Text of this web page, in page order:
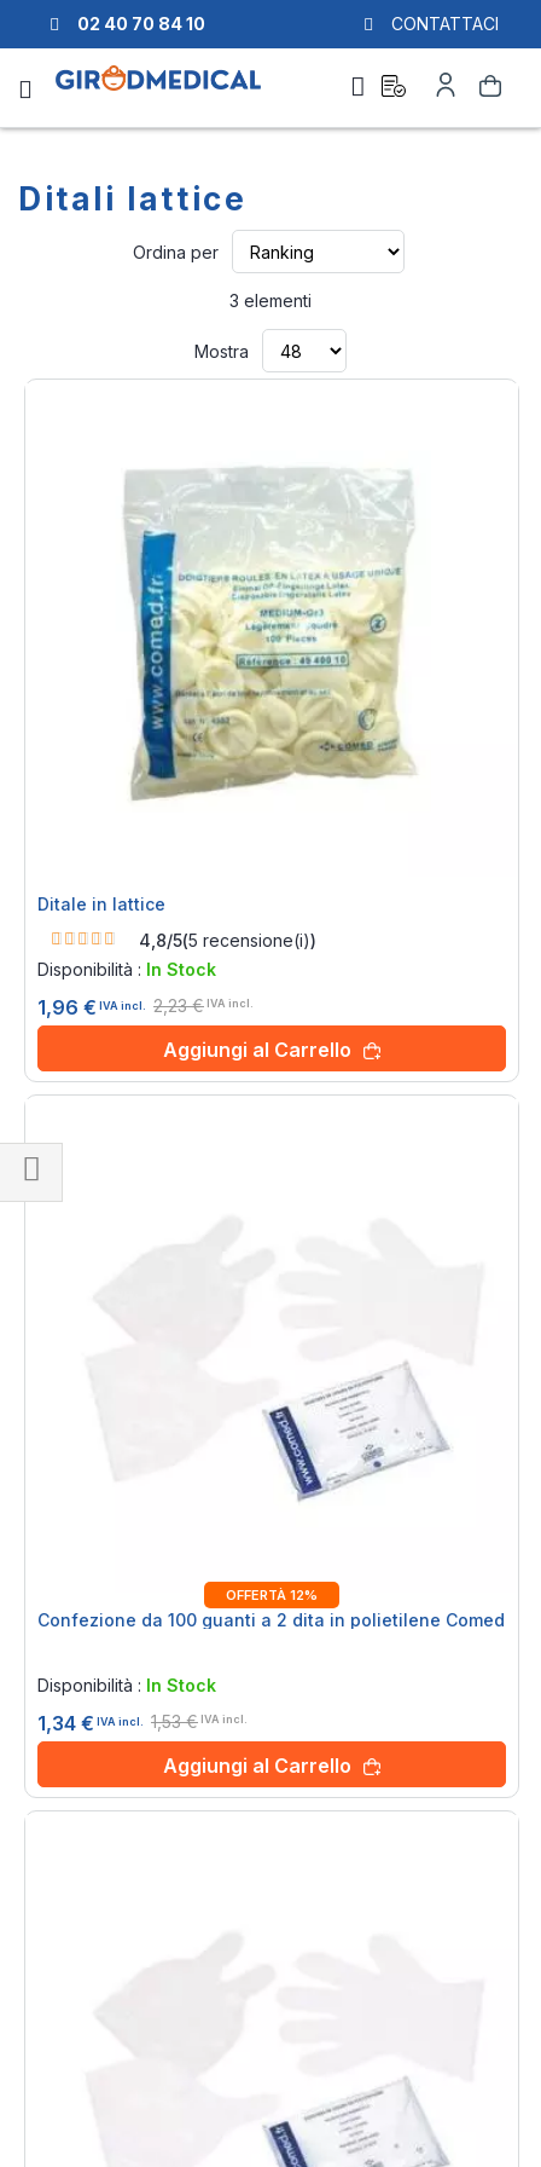
02 40 70 84 10 CONTATTACI
Cerca
preventivo
mio
Account
Ditali lattice
Ordina per
3 elementi
Mostra
Ditale in lattice
Rating:
4,8/5(5 recensione(i))
Disponibilità : In Stock
1,96 € IVA incl. 2,23 € IVA incl.
Aggiungi al Carrello
OFFERTÀ 12%
Confezione da 100 guanti a 2 dita in polietilene Comed
Disponibilità : In Stock
1,34 € IVA incl. 1,53 € IVA incl.
Aggiungi al Carrello
Naviga